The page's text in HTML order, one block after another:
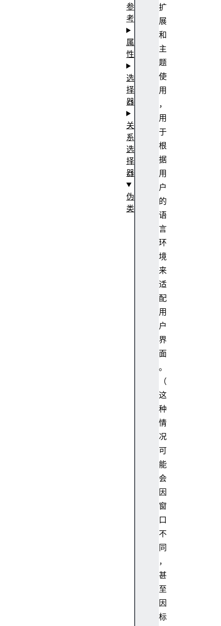
扩
展
和
主
题
使
用
，
用
于
根
据
用
户
的
语
言
环
境
来
适
配
用
户
界
面
。
（
这
种
情
况
可
能
会
因
窗
口
不
同
，
甚
至
因
标
参
考
属
性
选
择
器
关
系
选
择
器
伪
类